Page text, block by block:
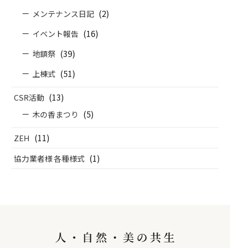
メンテナンス日記 (2)
イベント報告 (16)
地鎮祭 (39)
上棟式 (51)
CSR活動 (13)
木の香まつり (5)
ZEH (11)
協力業者様 各種様式 (1)